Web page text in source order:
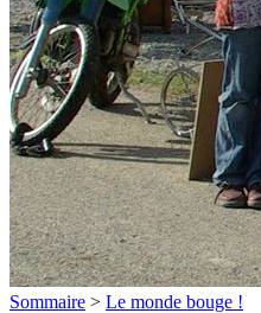
Sommaire > Le monde bouge !